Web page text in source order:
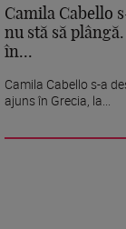
Camila Cabello
nu stă să
în...
Camila Cabello s-a
ajuns în Grecia, la...